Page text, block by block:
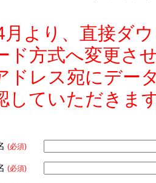
月より、直接ダ
ド方式へ変更さ
ドレス宛にデー
していただきま
(必須)
(必須)